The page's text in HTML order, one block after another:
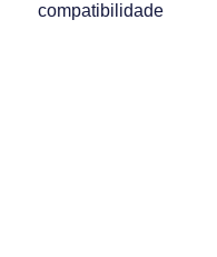
compatibilidade